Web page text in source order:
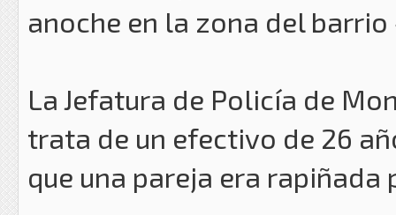
anoche en la zona del
La Jefatura de Policía de
trata de un efectivo de 26
que una pareja era